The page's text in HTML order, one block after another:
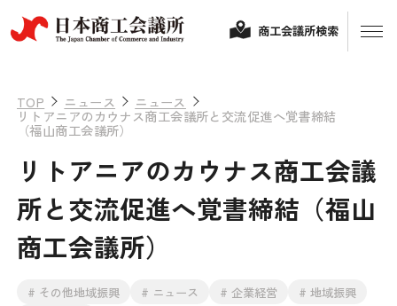
経営相談
商工会議所検索
TOP ニュース ニュース
リトアニアのカウナス商工会議所と交流促進へ覚書締結
（福山商工会議所）
リトアニアのカウナス商工会議
所と交流促進へ覚書締結（福山
商工会議所）
# その他地域振興 # ニュース # 企業経営
# 地域振興